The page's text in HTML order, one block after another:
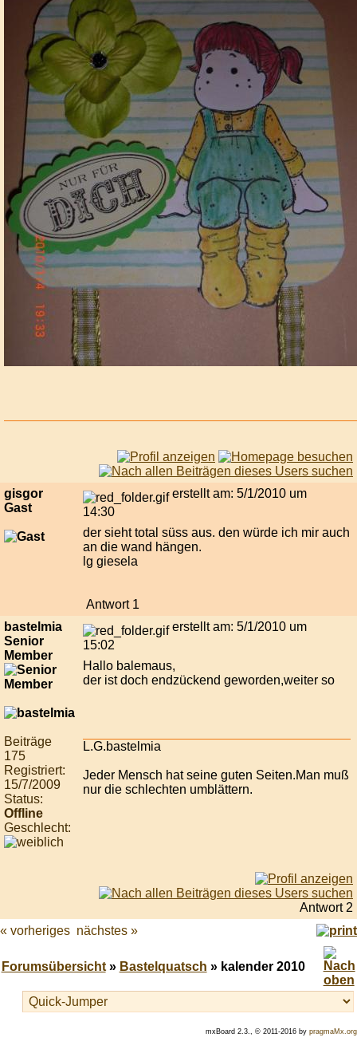
gisgor
Gast
erstellt am: 5/1/2010 um
14:30
der sieht total süss aus. den würde ich mir auch
an die wand hängen.
lg giesela
Antwort 1
bastelmia
Senior
Member
Beiträge
175
Registriert:
15/7/2009
Status:
Offline
Geschlecht:
erstellt am: 5/1/2010 um
15:02
Hallo balemaus,
der ist doch endzückend geworden,weiter so
L.G.bastelmia
Jeder Mensch hat seine guten Seiten.Man muß
nur die schlechten umblättern.
Antwort 2
« vorheriges nächstes »
Forumsübersicht» Bastelquatsch » kalender 2010
mxBoard 2.3., © 2011-2016 by pragmaMx.org